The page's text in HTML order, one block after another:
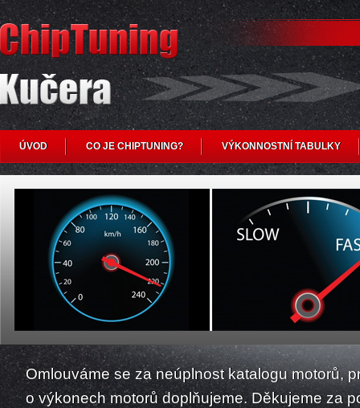
ÚVOD CO JE CHIPTUNING? VÝKONNOSTNÍ TABULKY
Omlouváme se za neúplnost katalogu motorů,
o výkonech motorů doplňujeme. Děkujeme za